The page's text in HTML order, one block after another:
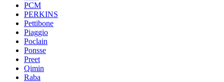
PCM
PERKINS
Pettibone
Piaggio
Poclain
Ponsse
Preet
Qimin
Raba